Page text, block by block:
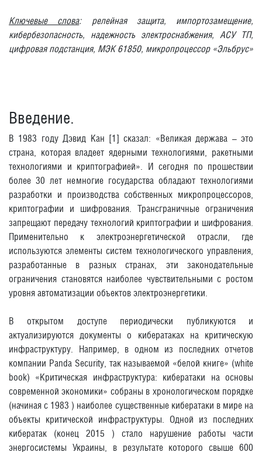
Ключевые слова: релейная защита, импортозамещение,
кибербезопасность, надежность электроснабжения, АСУ ТП,
цифровая подстанция, МЭК 61850, микропроцессор «Эльбрус»
Введение.
В 1983 году Дэвид Кан [1] сказал: «Великая держава – это
страна, которая владеет ядерными технологиями, ракетными
технологиями и криптографией». И сегодня по прошествии
более 30 лет немногие государства обладают технологиями
разработки и производства собственных микропроцессоров,
криптографии и шифрования. Трансграничные ограничения
запрещают передачу технологий криптографии и шифрования.
Применительно к электроэнергетической отрасли, где
используются элементы систем технологического управления,
разработанные в разных странах, эти законодательные
ограничения становятся наиболее чувствительными с ростом
уровня автоматизации объектов электроэнергетики.
В открытом доступе периодически публикуются и
актуализируются документы о кибератаках на критическую
инфраструктуру. Например, в одном из последних отчетов
компании Panda Security, так называемой «белой книге» (white
book) «Критическая инфраструктура: кибератаки на основы
современной экономики» собраны в хронологическом порядке
(начиная с 1983 ) наиболее существенные кибератаки в мире на
объекты критической инфраструктуры. Одной из последних
кибератак (конец 2015 ) стало нарушение работы части
энергосистемы Украины, в результате которого свыше 600